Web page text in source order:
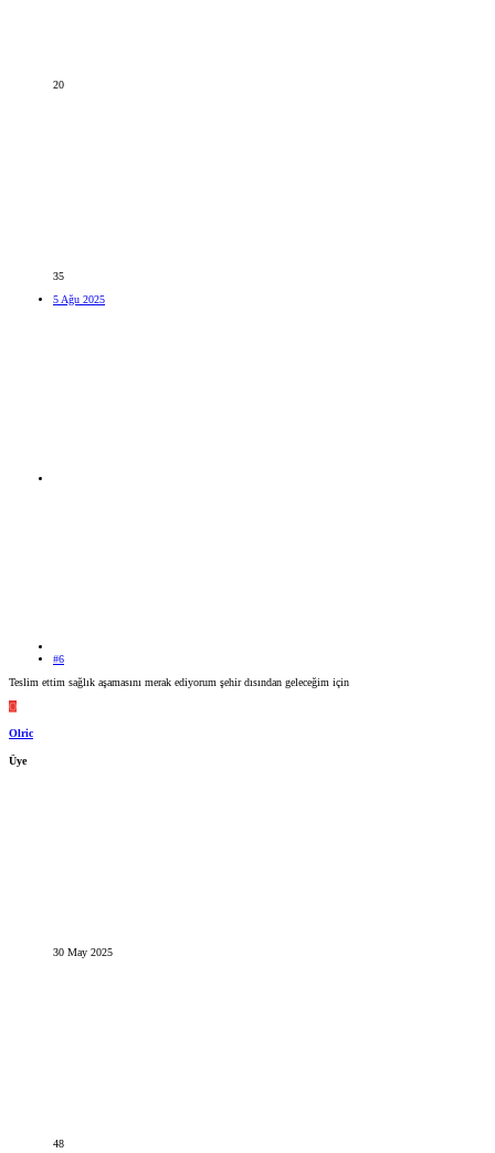
20
35
5 Ağu 2025
#6
Teslim ettim sağlık aşamasını merak ediyorum şehir dısından geleceğim için
O
Olric
Üye
30 May 2025
48